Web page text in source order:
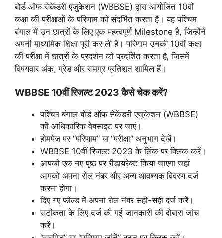
बोर्ड ऑफ सेकेंडरी एजुकेशन (WBBSE) द्वारा आयोजित 10वीं
कक्षा की परीक्षाओं के परिणाम को संदर्भित करता है। यह पश्चिम
बंगाल में उन छात्रों के लिए एक महत्वपूर्ण Milestone है, जिन्होंने
अपनी माध्यमिक शिक्षा पूरी कर ली है। परिणाम उनकी 10वीं कक्षा
की परीक्षा में छात्रों के प्रदर्शन को प्रदर्शित करता है, जिसमें
विषयवार अंक, ग्रेड और समग्र प्रतिशत शामिल हैं।
WBBSE 10वीं रिजल्ट 2023 कैसे चेक करें?
पश्चिम बंगाल बोर्ड ऑफ सेकेंडरी एजुकेशन (WBBSE)
की आधिकारिक वेबसाइट पर जाएं।
होमपेज पर “परिणाम” या “परीक्षा” अनुभाग देखें।
WBBSE 10वीं रिजल्ट 2023 के लिंक पर क्लिक करें।
आपको एक नए पृष्ठ पर रीडायरेक्ट किया जाएगा जहां
आपको अपना रोल नंबर और अन्य आवश्यक विवरण दर्ज
करना होगा।
दिए गए फील्ड में अपना रोल नंबर सही-सही दर्ज करें।
सटीकता के लिए दर्ज की गई जानकारी की दोबारा जांच
करें।